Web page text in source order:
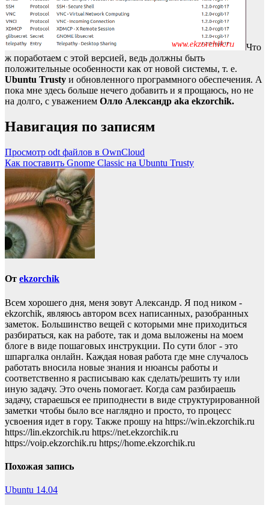
Что
ж поработаем с этой версией, ведь должны быть
положительные особенности как от новой системы, т. е.
Ubuntu Trusty и обновленного программного обеспечения. А
пока мне здесь больше нечего добавить и я прощаюсь, но не
на долго, с уважением Олло Александр aka ekzorchik.
Навигация по записям
Просмотр odt файлов в OwnCloud
Как поставить Gnome Classic на Ubuntu Trusty
От ekzorchik
Всем хорошего дня, меня зовут Александр. Я под ником -
ekzorchik, являюсь автором всех написанных, разобранных
заметок. Большинство вещей с которыми мне приходиться
разбираться, как на работе, так и дома выложены на моем
блоге в виде пошаговых инструкции. По сути блог - это
шпаргалка онлайн. Каждая новая работа где мне случалось
работать вносила новые знания и нюансы работы и
соответственно я расписываю как сделать/решить ту или
иную задачу. Это очень помогает. Когда сам разбираешь
задачу, стараешься ее приподнести в виде структурированной
заметки чтобы было все наглядно и просто, то процесс
усвоения идет в гору. Также прошу на https://win.ekzorchik.ru
https://lin.ekzorchik.ru https://net.ekzorchik.ru
https://voip.ekzorchik.ru https;//home.ekzorchik.ru
Похожая запись
Ubuntu 14.04